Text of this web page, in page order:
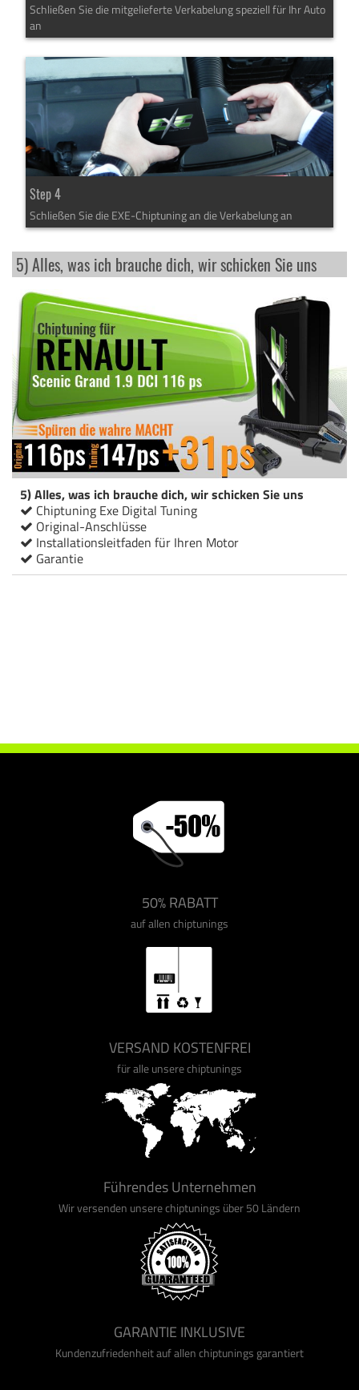
Schließen Sie die mitgelieferte Verkabelung speziell für Ihr Auto
an
Step 4
Schließen Sie die EXE-Chiptuning an die Verkabelung an
5) Alles, was ich brauche dich, wir schicken Sie uns
5) Alles, was ich brauche dich, wir schicken Sie uns
Chiptuning Exe Digital Tuning
Original-Anschlüsse
Installationsleitfaden für Ihren Motor
Garantie
50% RABATT
auf allen chiptunings
VERSAND KOSTENFREI
für alle unsere chiptunings
Führendes Unternehmen
Wir versenden unsere chiptunings über 50 Ländern
GARANTIE INKLUSIVE
Kundenzufriedenheit auf allen chiptunings garantiert